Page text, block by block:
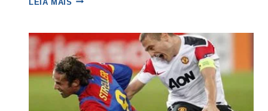
LEIA MAIS
LIGAMENTO
CRUZADO
ANTERIOR